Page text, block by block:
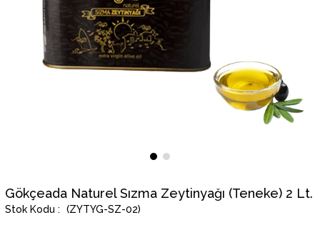
Gökçeada Naturel Sızma Zeytinyağı (Teneke) 2 Lt.
(ZYTYG-SZ-02)